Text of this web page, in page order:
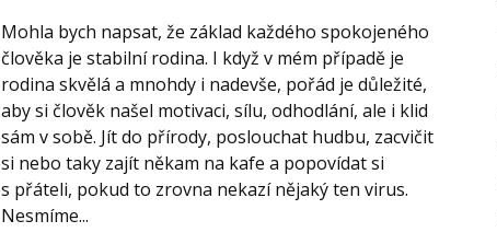
Mohla bych napsat, že základ každého spokojeného
člověka je stabilní rodina. I když v mém případě je
rodina skvělá a mnohdy i nadevše, pořád je důležité,
aby si člověk našel motivaci, sílu, odhodlání, ale i klid
sám v sobě. Jít do přírody, poslouchat hudbu, zacvičit
si nebo taky zajít někam na kafe a popovídat si
s přáteli, pokud to zrovna nekazí nějaký ten virus.
Nesmíme...